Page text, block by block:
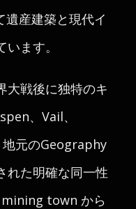
産建築と現代イ
ます。
大戦後に独特のキ
、Vail、
元のGeography
れた明確な同一性
mining town から